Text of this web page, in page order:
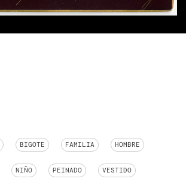
BIGOTE FAMILIA HOMBRE
NIÑO PEINADO VESTIDO